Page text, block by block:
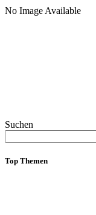
No Image Available
Suchen
Top Themen